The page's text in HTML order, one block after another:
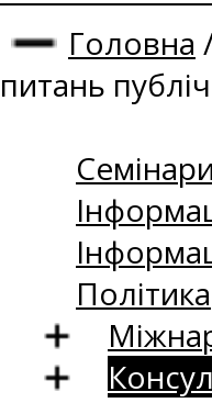
Головна
питань
Політика